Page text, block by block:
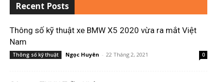
Recent Posts
Thông số kỹ thuật xe BMW X5 2020 vừa ra mắt Việt
Nam
Thông số kỹ thuật Ngọc Huyên - 22 Tháng 2, 2021 0